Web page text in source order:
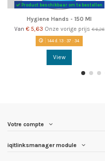
Product beschikbaar om te bestellen
Hygiene Hands - 150 Ml
Van € 5,63 Onze vorige prijs€ 6,26
144d.13:37 :34
View
Votre compte
iqitlinksmanager module